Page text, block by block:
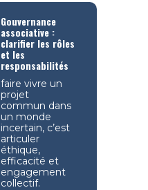
Gouvernance
associative :
clarifier les rôles
et les
responsabilités
faire vivre un
projet
commun dans
un monde
incertain, c’est
articuler
éthique,
efficacité et
engagement
collectif.